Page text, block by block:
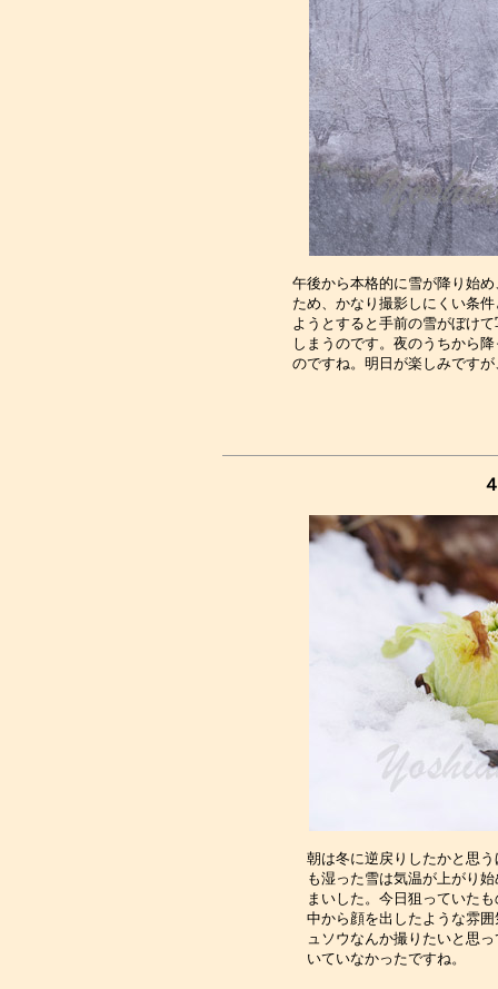
午後から本格的に雪が降り始
ため、かなり撮影しにくい条
ようとすると手前の雪がぼけ
しまうのです。夜のうちから
朝は冬に逆戻りしたかと思
も湿った雪は気温が上がり
まいした。今日狙っていた
中から顔を出したような雰
ュソウなんか撮りたいと思